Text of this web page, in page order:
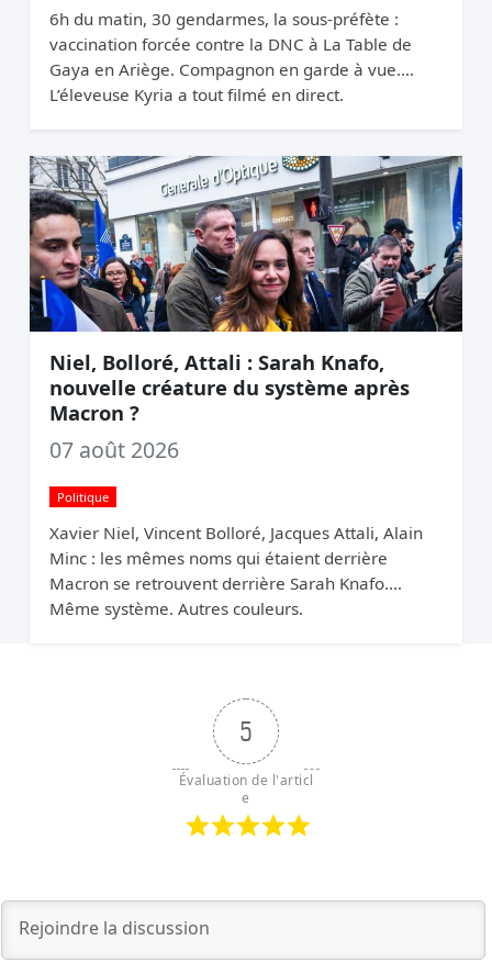
6h du matin, 30 gendarmes, la sous-préfète :
vaccination forcée contre la DNC à La Table de
Gaya en Ariège. Compagnon en garde à vue.
L’éleveuse Kyria a tout filmé en direct.
Niel, Bolloré, Attali : Sarah Knafo,
nouvelle créature du système après
Macron ?
07 août 2026
Politique
Xavier Niel, Vincent Bolloré, Jacques Attali, Alain
Minc : les mêmes noms qui étaient derrière
Macron se retrouvent derrière Sarah Knafo.
Même système. Autres couleurs.
5
Évaluation de l'articl
e